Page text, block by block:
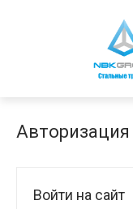
Авторизация
Войти на сайт